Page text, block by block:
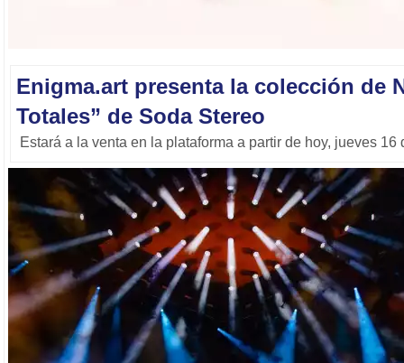
Enigma.art presenta la colección de
Totales” de Soda Stereo
Estará a la venta en la plataforma a partir de hoy, jueves 16